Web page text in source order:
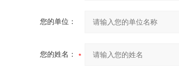
您的单位：
您的姓名：